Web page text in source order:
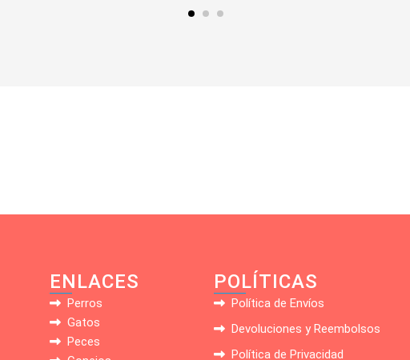
ENLACES
Perros
Gatos
Peces
POLÍTICAS
Política de Envíos
Devoluciones y Reembolsos
Política de Privacidad